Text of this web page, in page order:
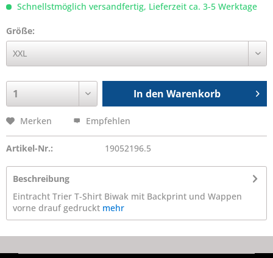
Schnellstmöglich versandfertig, Lieferzeit ca. 3-5 Werktage
Größe:
In den Warenkorb
Merken Empfehlen
Artikel-Nr.: 19052196.5
Beschreibung
Eintracht Trier T-Shirt Biwak mit Backprint und Wappen
vorne drauf gedruckt mehr